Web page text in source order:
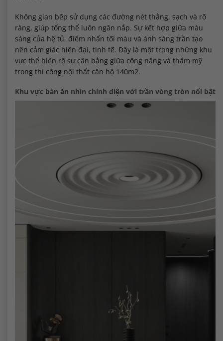
Không gian bếp sử dụng các đường nét thẳng, sạch và rõ
ràng, giúp tổng thể luôn ngăn nắp. Sự kết hợp giữa màu
sáng của hệ tủ, điểm nhấn tối màu và ánh sáng trần tạo
nên cảm giác hiện đại, tinh tế. Đây là một trong những khu
vực thể hiện rõ sự cân bằng giữa công năng và thẩm mỹ
trong thi công nội thất căn hộ 140m2.
Khu vực bàn ăn nhìn chính diện với trần vòng tròn nổi bật